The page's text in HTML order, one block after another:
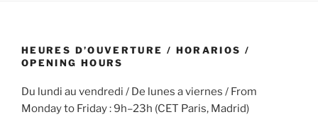
HEURES D’OUVERTURE / HORARIOS /
OPENING HOURS
Du lundi au vendredi / De lunes a viernes / From
Monday to Friday : 9h–23h (CET Paris, Madrid)